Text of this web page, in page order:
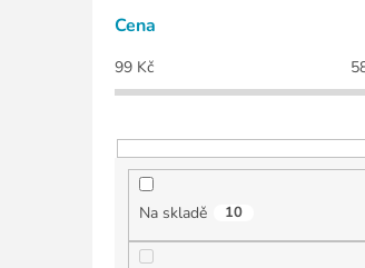
Cena
99 Kč
Na skladě 10